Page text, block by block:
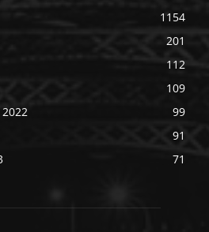
1154
201
112
109
2022
99
91
71